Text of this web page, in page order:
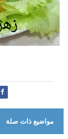
مواضيع ذات صلة